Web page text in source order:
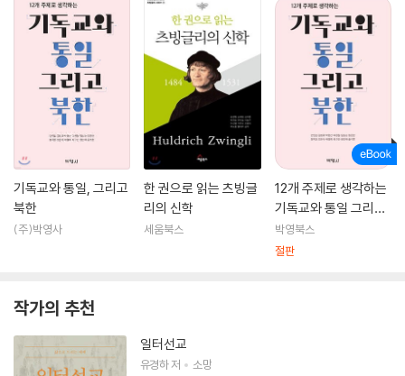
기독교와 통일, 그리고
북한
(주)박영사
한 권으로 읽는 츠빙글
리의 신학
세움북스
12개 주제로 생각하는
기독교와 통일 그리고
북한
박영북스
절판
작가의 추천
일터선교
유경하저 소망